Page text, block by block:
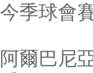
今季球會
阿爾巴尼